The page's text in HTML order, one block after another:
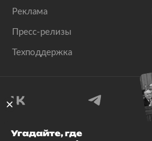
Реклама
Пресс-релизы
Техподдержка
Угадайте, где